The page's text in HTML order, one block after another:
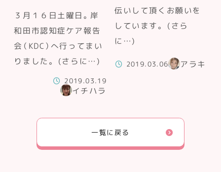
３月１６日土曜日。岸
和田市認知症ケア報告
会（KDC）へ行ってまい
りました。 (さらに…)
2019.03.19
イチハラ
伝いして頂くお願いを
しています。 (さら
に…)
2019.03.06 アラキ
一覧に戻る